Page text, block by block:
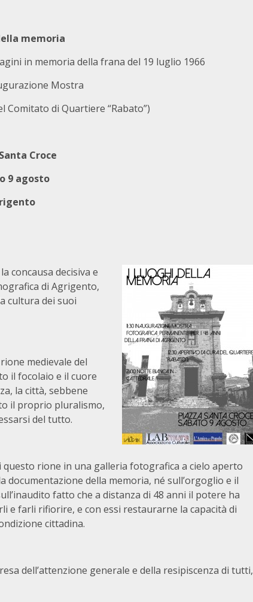
memoria
in memoria della frana del 19 luglio 1966
Mostra
Comitato di Quartiere “Rabato”)
Croce
9 agosto
concausa decisiva e
di Agrigento,
cultura dei suoi
medievale del
il focolaio e il cuore
la città, sebbene
il proprio pluralismo,
del tutto.
rione in una galleria fotografica a cielo aperto
documentazione della memoria, né sull’orgoglio e il
fatto che a distanza di 48 anni il potere ha
e farli rifiorire, e con essi restaurarne la capacità di
cittadina.
dell’attenzione generale e della resipiscenza di tutti,